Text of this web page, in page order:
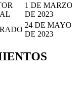
1 DE MARZO
DE 2023
24 DE MAYO
DE 2023